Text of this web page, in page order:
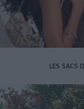
LES SACS